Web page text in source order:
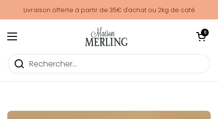
Livraison offerte à partir de 35€ d'achat ou 2kg de café
Cadeaux Fête des Pères
Ouvrir le menu
Ouvrir le
0